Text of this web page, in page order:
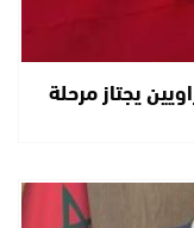
يجتاز مرحلة